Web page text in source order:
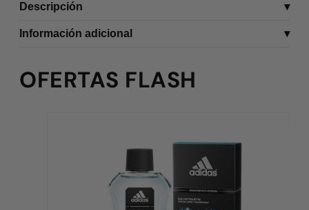
Descripción
Información adicional
OFERTAS FLASH